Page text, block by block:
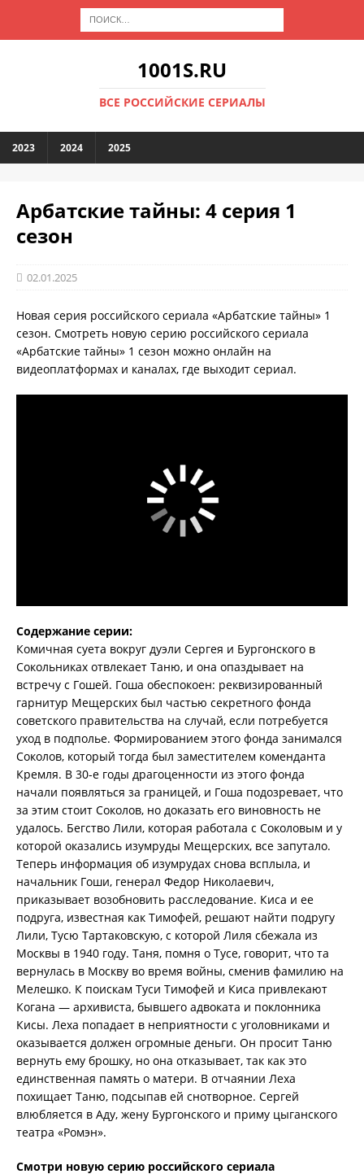
1001S.RU
ВСЕ РОССИЙСКИЕ СЕРИАЛЫ
2023 2024 2025
Арбатские тайны: 4 серия 1
сезон
02.01.2025
Новая серия российского сериала «Арбатские тайны» 1
сезон. Смотреть новую серию российского сериала
«Арбатские тайны» 1 сезон можно онлайн на
видеоплатформах и каналах, где выходит сериал.
Содержание серии:
Комичная суета вокруг дуэли Сергея и Бургонского в
Сокольниках отвлекает Таню, и она опаздывает на
встречу с Гошей. Гоша обеспокоен: реквизированный
гарнитур Мещерских был частью секретного фонда
советского правительства на случай, если потребуется
уход в подполье. Формированием этого фонда занимался
Соколов, который тогда был заместителем коменданта
Кремля. В 30-е годы драгоценности из этого фонда
начали появляться за границей, и Гоша подозревает, что
за этим стоит Соколов, но доказать его виновность не
удалось. Бегство Лили, которая работала с Соколовым и у
которой оказались изумруды Мещерских, все запутало.
Теперь информация об изумрудах снова всплыла, и
начальник Гоши, генерал Федор Николаевич,
приказывает возобновить расследование. Киса и ее
подруга, известная как Тимофей, решают найти подругу
Лили, Тусю Тартаковскую, с которой Лиля сбежала из
Москвы в 1940 году. Таня, помня о Тусе, говорит, что та
вернулась в Москву во время войны, сменив фамилию на
Мелешко. К поискам Туси Тимофей и Киса привлекают
Когана — архивиста, бывшего адвоката и поклонника
Кисы. Леха попадает в неприятности с уголовниками и
оказывается должен огромные деньги. Он просит Таню
вернуть ему брошку, но она отказывает, так как это
единственная память о матери. В отчаянии Леха
похищает Таню, подсыпав ей снотворное. Сергей
влюбляется в Аду, жену Бургонского и приму цыганского
театра «Ромэн».
Смотри новую серию российского сериала